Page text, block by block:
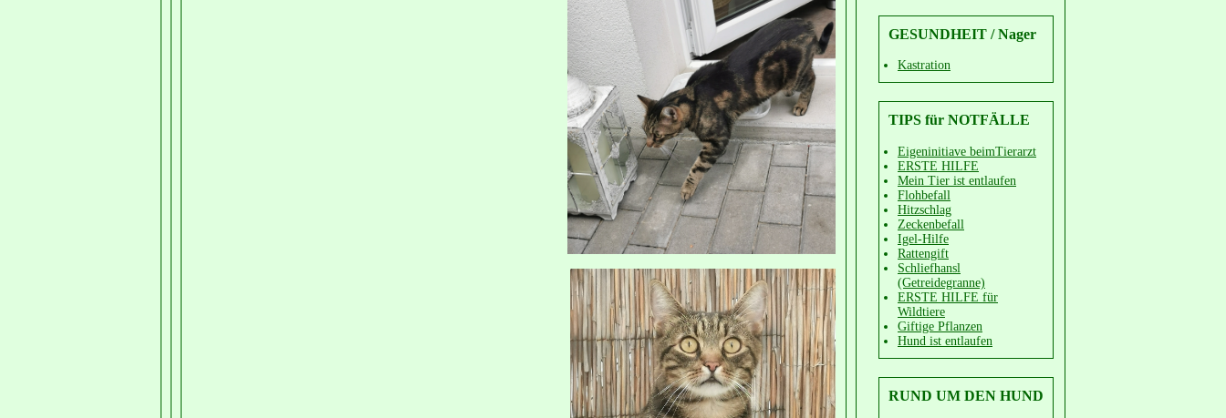
GESUNDHEIT / Nager
Kastration
TIPS für NOTFÄLLE
Eigeninitiave beimTierarzt
ERSTE HILFE
Mein Tier ist entlaufen
Flohbefall
Hitzschlag
Zeckenbefall
Igel-Hilfe
Rattengift
Schliefhansl
(Getreidegranne)
ERSTE HILFE für
Wildtiere
Giftige Pflanzen
Hund ist entlaufen
RUND UM DEN HUND